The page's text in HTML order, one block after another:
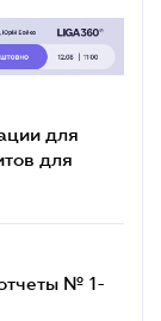
для
для
№ 1-